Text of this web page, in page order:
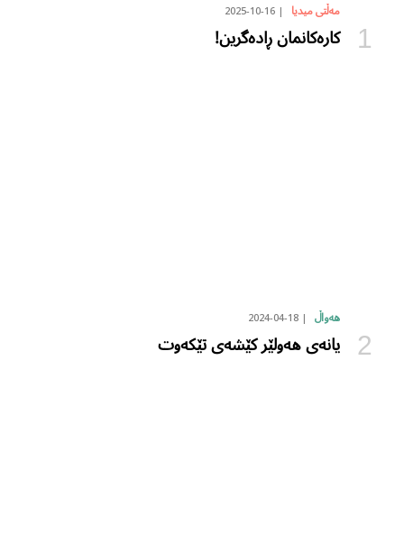
مەڵتی میدیا 2025-10-16
کارەکانمان ڕادەگرین!
هەواڵ 2024-04-18
یانەی هەولێر کێشەی تێکەوت